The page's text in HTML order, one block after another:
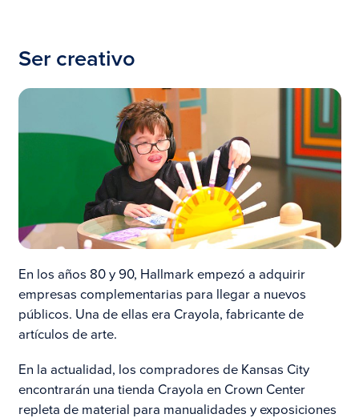
Ser creativo
En los años 80 y 90, Hallmark empezó a adquirir
empresas complementarias para llegar a nuevos
públicos. Una de ellas era Crayola, fabricante de
artículos de arte.
En la actualidad, los compradores de Kansas City
encontrarán una tienda Crayola en Crown Center
repleta de material para manualidades y exposiciones